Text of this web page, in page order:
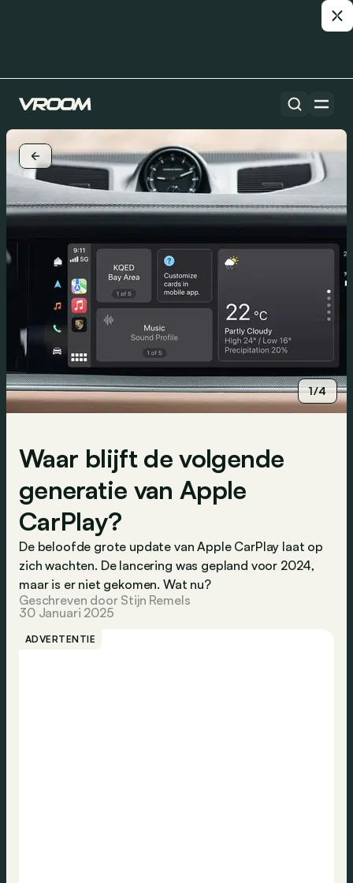
1/4
Waar blijft de volgende
generatie van Apple
CarPlay?
De beloofde grote update van Apple CarPlay laat op
zich wachten. De lancering was gepland voor 2024,
maar is er niet gekomen. Wat nu?
Geschreven door Stijn Remels
30 Januari 2025
ADVERTENTIE